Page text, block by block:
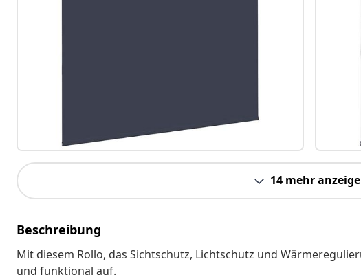
14 mehr
Beschreibung
Mit diesem Rollo, das Sichtschutz, Lichtschutz und
und funktional auf.